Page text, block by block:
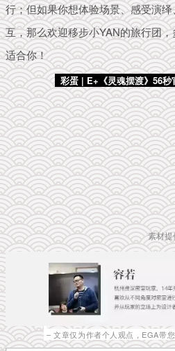
行；但如果你想体验场景、感受演绎
互，那么欢迎移步小YAN的旅行团，
适合你！
彩蛋 | E+《灵魂摆渡》56秒
素材提
– 文章仅为作者个人观点，EGA带